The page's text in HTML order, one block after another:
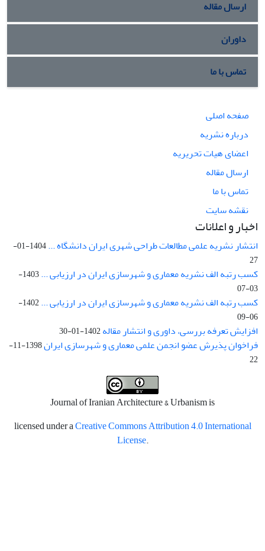
ارسال مقاله
داوران
تماس با ما
صفحه اصلی
درباره نشریه
اعضای هیات تحریریه
ارسال مقاله
تماس با ما
نقشه سایت
اخبار و اعلانات
انتشار نشریه علمی مطالعات طراحی شهری ایران دانشگاه ...
1404-01-
27
کسب رتبه الف نشریه معماری و شهرسازی ایران در ارزیابی ...
1403-
03-07
کسب رتبه الف نشریه معماری و شهرسازی ایران در ارزیابی ...
1402-
06-09
افزایش تعرفه بررسی، داوری و انتشار مقاله1402-01-30
فراخوان پذیرش عضو انجمن علمی معماری و شهرسازی ایران
1398-11-
22
Journal of Iranian Architecture & Urbanism is
licensed under aCreative Commons Attribution 4.0 International
License.